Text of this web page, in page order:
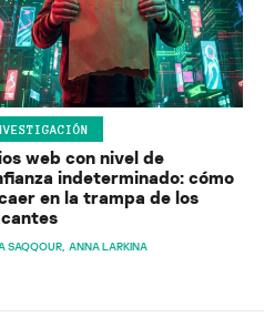
web con nivel de
indeterminado: cómo
en la trampa de los
SAQQOUR ANNA LARKINA